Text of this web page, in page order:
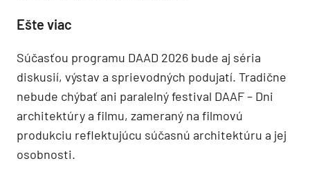
Ešte viac
Súčasťou programu DAAD 2026 bude aj séria
diskusií, výstav a sprievodných podujatí. Tradične
nebude chýbať ani paralelný festival DAAF – Dni
architektúry a filmu, zameraný na filmovú
produkciu reflektujúcu súčasnú architektúru a jej
osobnosti.